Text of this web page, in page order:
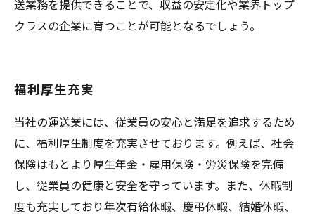
送業務を提供できることで、収益の安定化や業界トップ
クラスの企業に育つことが可能となるでしょう。
福利厚生充実
当社の運送業には、従業員の安心と満足を追求するため
に、福利厚生制度を充実させております。例えば、社会
保険はもとより厚生年金・雇用保険・労災保険を完備
し、従業員の健康と安全を守っています。また、休暇制
度も充実しており年次有給休暇、慶弔休暇、結婚休暇、